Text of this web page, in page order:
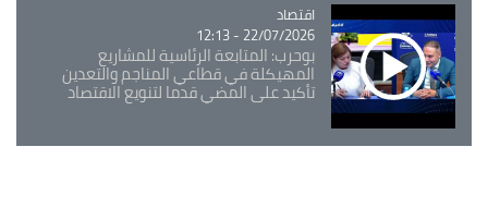
Catégorie
اقتصاد
22/07/2026 - 12:13
بوحرب: المتابعة الرئاسية للمشاريع
المهيكلة في قطاعي المناجم والتعدين
تأكيد على المضي قدما لتنويع الاقتصاد